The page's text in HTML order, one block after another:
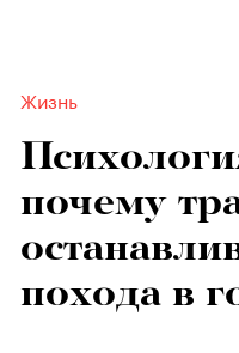
Жизнь
почему
похода в